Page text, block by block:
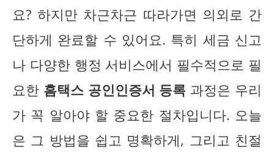
요? 하지만 차근차근 따라가면 의외로 간
단하게 완료할 수 있어요. 특히 세금 신고
나 다양한 행정 서비스에서 필수적으로 필
요한 홈택스 공인인증서 등록 과정은 우리
가 꼭 알아야 할 중요한 절차입니다. 오늘
은 그 방법을 쉽고 명확하게, 그리고 친절